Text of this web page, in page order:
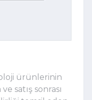
ürünlerinin
satış sonrası